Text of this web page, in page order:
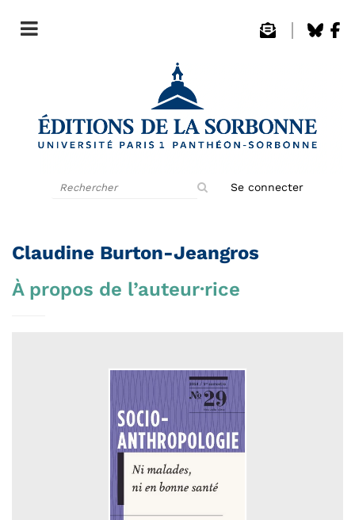
Se connecter
Claudine Burton-Jeangros
À propos de l’auteur·rice